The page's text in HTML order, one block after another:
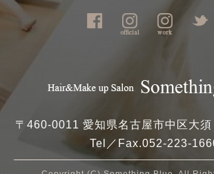
〒460-0011 愛知県名古屋市中区大須
Tel／Fax.052-223-